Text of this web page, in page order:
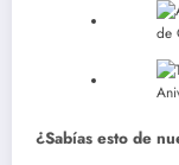
¿Sabías esto de